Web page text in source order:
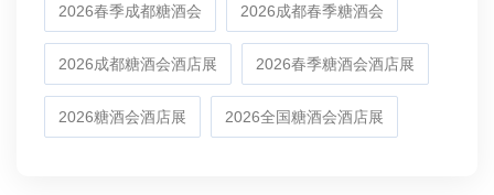
2026春季成都糖酒会 2026成都春季糖酒会
2026成都糖酒会酒店展 2026春季糖酒会酒店展
2026糖酒会酒店展 2026全国糖酒会酒店展